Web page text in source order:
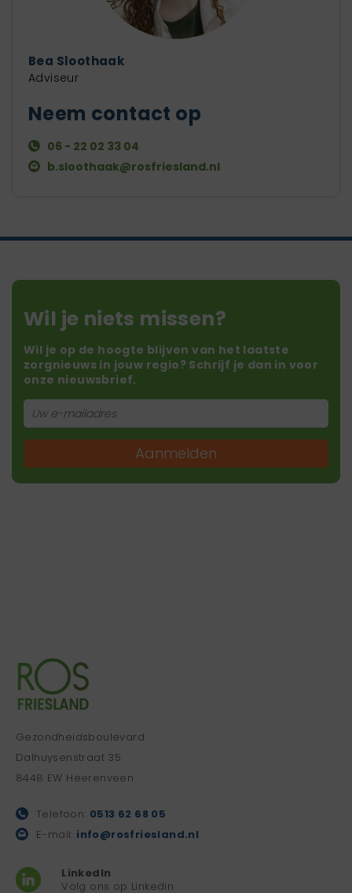
Bea Sloothaak
Adviseur
Neem contact op
06 - 22 02 33 04
b.sloothaak@rosfriesland.nl
Wil je niets missen?
Wil je op de hoogte blijven van het laatste
zorgnieuws in jouw regio? Schrijf je dan in voor
onze nieuwsbrief.
Aanmelden
Gezondheidsboulevard
Dalhuysenstraat 35
8448 EW Heerenveen
Telefoon: 0513 62 68 05
E-mail: info@rosfriesland.nl
LinkedIn
Volg ons op Linkedin